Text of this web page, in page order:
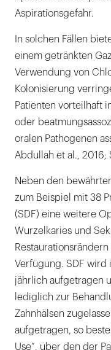
Aspirationsgefahr.
In solchen Fällen
einem getränkten
Verwendung von
Kolonisierung
Patienten vorteilhaft
oder
oralen Pathogenen
Abdullah et al., 2016;
Neben den
zum Beispiel mit 38
(SDF) eine weitere
Wurzelkaries und
Verfügung. SDF wird
jährlich aufgetragen
lediglich zur
Zahnhälsen
aufgetragen, so
Use“, über den der